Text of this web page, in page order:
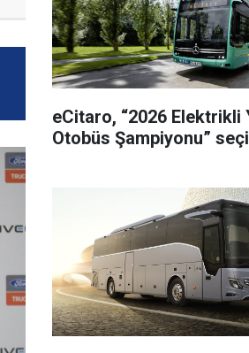
eCitaro, “2026 Elektrikli
Otobüs Şampiyonu”